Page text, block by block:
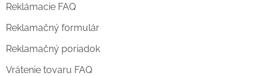
Reklámacie FAQ
Reklamačný formulár
Reklamačný poriadok
Vrátenie tovaru FAQ